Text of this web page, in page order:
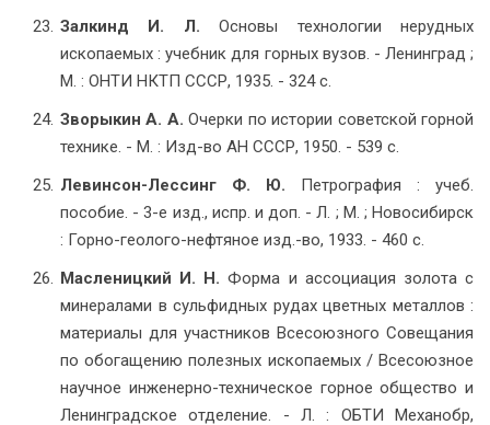
Залкинд И. Л.Основы технологии нерудных
ископаемых : учебник для горных вузов. - Ленинград ;
М. : ОНТИ НКТП СССР, 1935. - 324 с.
Зворыкин А. А.Очерки по истории советской горной
технике. - М. : Изд-во АН СССР, 1950. - 539 с.
Левинсон-Лессинг Ф. Ю. Петрография : учеб.
пособие. - 3-е изд., испр. и доп. - Л. ; М. ; Новосибирск
: Горно-геолого-нефтяное изд.-во, 1933. - 460 с.
Масленицкий И. Н.Форма и ассоциация золота с
минералами в сульфидных рудах цветных металлов :
материалы для участников Всесоюзного Совещания
по обогащению полезных ископаемых / Всесоюзное
научное инженерно-техническое горное общество и
Ленинградское отделение. - Л. : ОБТИ Механобр,